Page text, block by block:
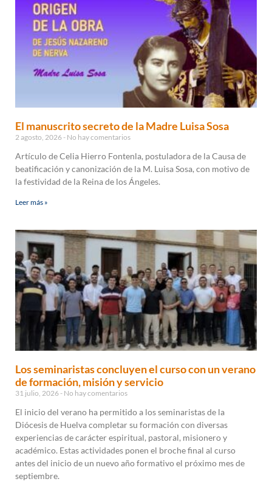
El manuscrito secreto de la Madre Luisa Sosa
2 agosto, 2026 No hay comentarios
Artículo de Celia Hierro Fontenla, postuladora de la Causa de
beatificación y canonización de la M. Luisa Sosa, con motivo de
la festividad de la Reina de los Ángeles.
Leer más »
Los seminaristas concluyen el curso con un verano
de formación, misión y servicio
31 julio, 2026 No hay comentarios
El inicio del verano ha permitido a los seminaristas de la
Diócesis de Huelva completar su formación con diversas
experiencias de carácter espiritual, pastoral, misionero y
académico. Estas actividades ponen el broche final al curso
antes del inicio de un nuevo año formativo el próximo mes de
septiembre.